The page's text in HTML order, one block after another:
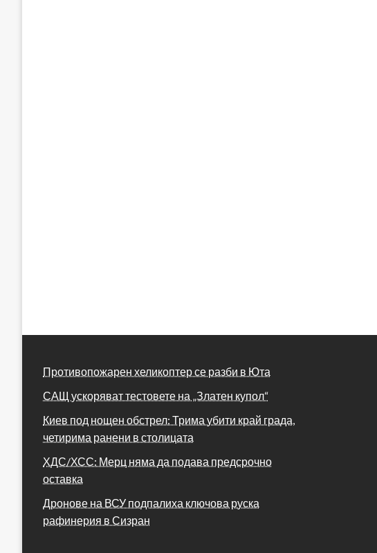
Противопожарен хеликоптер се разби в Юта
САЩ ускоряват тестовете на „Златен купол“
Киев под нощен обстрел: Трима убити край града,
четирима ранени в столицата
ХДС/ХСС: Мерц няма да подава предсрочно
оставка
Дронове на ВСУ подпалиха ключова руска
рафинерия в Сизран